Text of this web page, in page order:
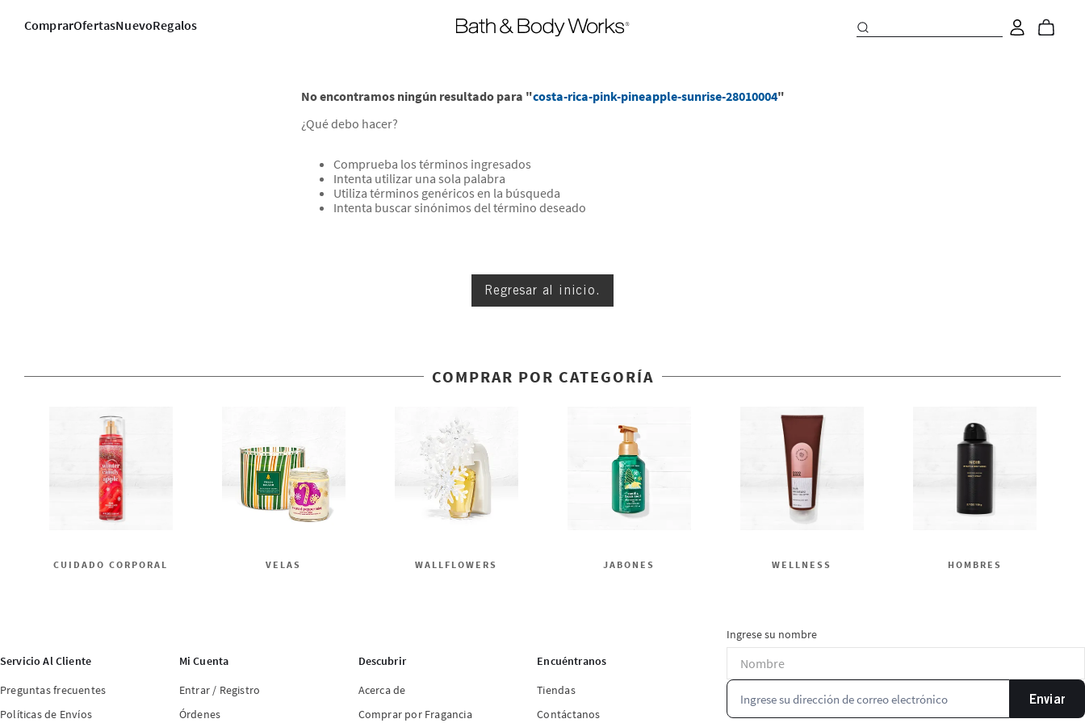
ComprarOfertasNuevoRegalos
No encontramos ningún resultado para "costa-rica-pink-pineapple-sunrise-28010004"
¿Qué debo hacer?
Comprueba los términos ingresados
Intenta utilizar una sola palabra
Utiliza términos genéricos en la búsqueda
Intenta buscar sinónimos del término deseado
Regresar al inicio.
COMPRAR POR CATEGORÍA
CUIDADO CORPORAL VELAS WALLFLOWERS JABONES WELLNESS HOMBRES
Servicio Al Cliente
Preguntas frecuentes
Políticas de Envíos
Mi Cuenta
Entrar / Registro
Órdenes
Descubrir
Acerca de
Comprar por Fragancia
Encuéntranos
Tiendas
Contáctanos
Ingrese su nombre
Enviar